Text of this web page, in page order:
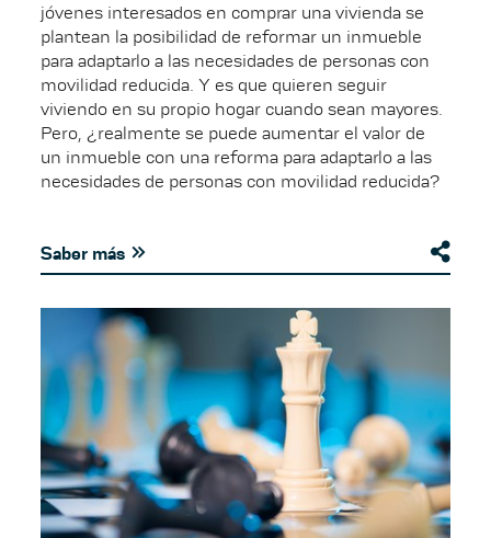
jóvenes interesados en comprar una vivienda se
plantean la posibilidad de reformar un inmueble
para adaptarlo a las necesidades de personas con
movilidad reducida. Y es que quieren seguir
viviendo en su propio hogar cuando sean mayores.
Pero, ¿realmente se puede aumentar el valor de
un inmueble con una reforma para adaptarlo a las
necesidades de personas con movilidad reducida?
Saber más